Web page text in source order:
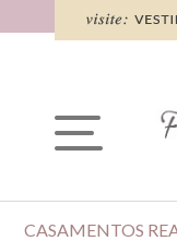
CASAMENTOS